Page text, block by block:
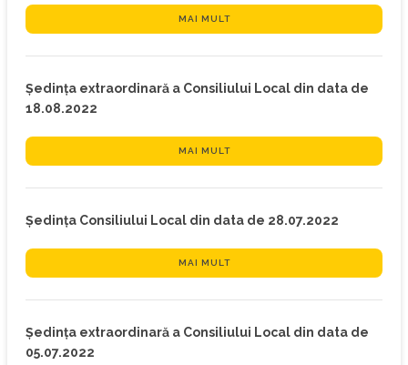
MAI MULT
Ședința extraordinară a Consiliului Local din data de
18.08.2022
MAI MULT
Ședința Consiliului Local din data de 28.07.2022
MAI MULT
Ședința extraordinară a Consiliului Local din data de
05.07.2022